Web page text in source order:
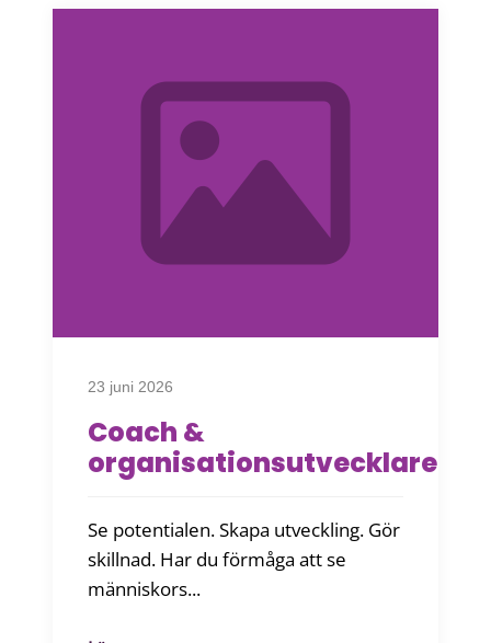
23 juni 2026
Coach &
organisationsutvecklare
Se potentialen. Skapa utveckling. Gör
skillnad. Har du förmåga att se
människors...